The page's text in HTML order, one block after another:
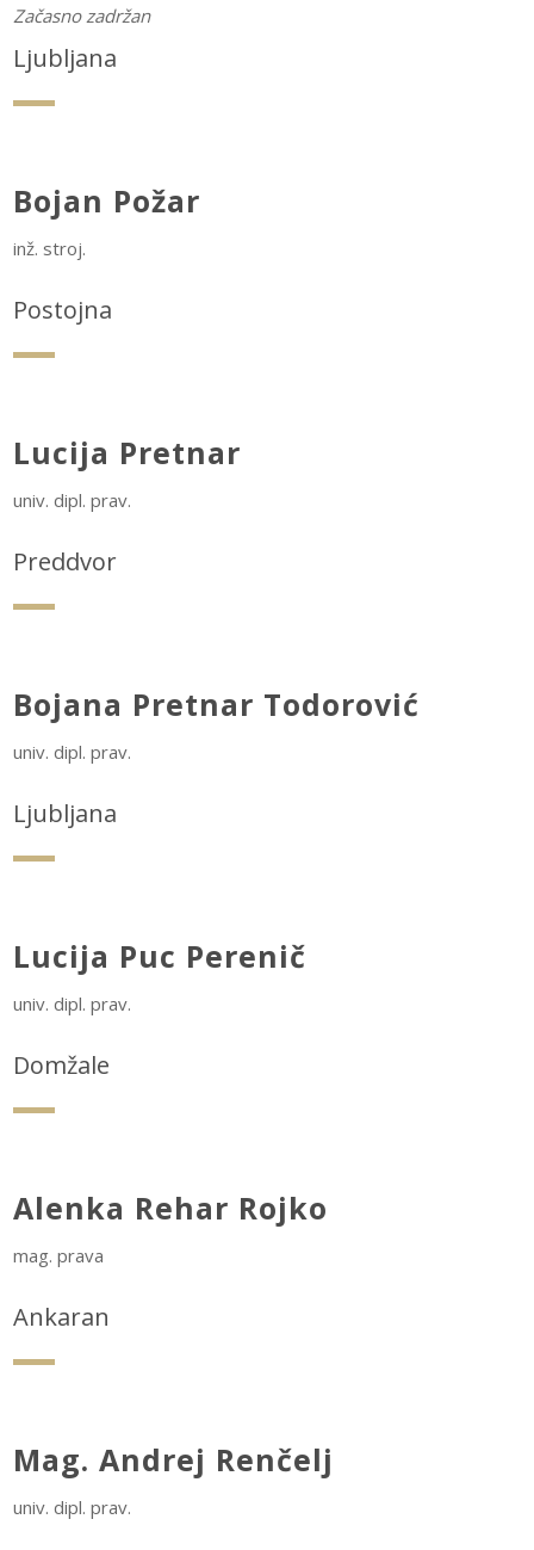
Začasno zadržan
Ljubljana
Bojan Požar
inž. stroj.
Postojna
Lucija Pretnar
univ. dipl. prav.
Preddvor
Bojana Pretnar Todorović
univ. dipl. prav.
Ljubljana
Lucija Puc Perenič
univ. dipl. prav.
Domžale
Alenka Rehar Rojko
mag. prava
Ankaran
Mag. Andrej Renčelj
univ. dipl. prav.